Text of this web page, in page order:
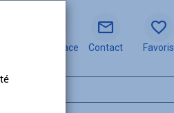
Mon espace Contact Favoris